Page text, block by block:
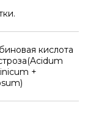
кислота
+